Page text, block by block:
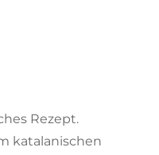
Rezept.
katalanischen